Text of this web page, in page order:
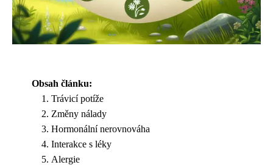
Obsah článku:
Trávicí potíže
Změny nálady
Hormonální nerovnováha
Interakce s léky
Alergie